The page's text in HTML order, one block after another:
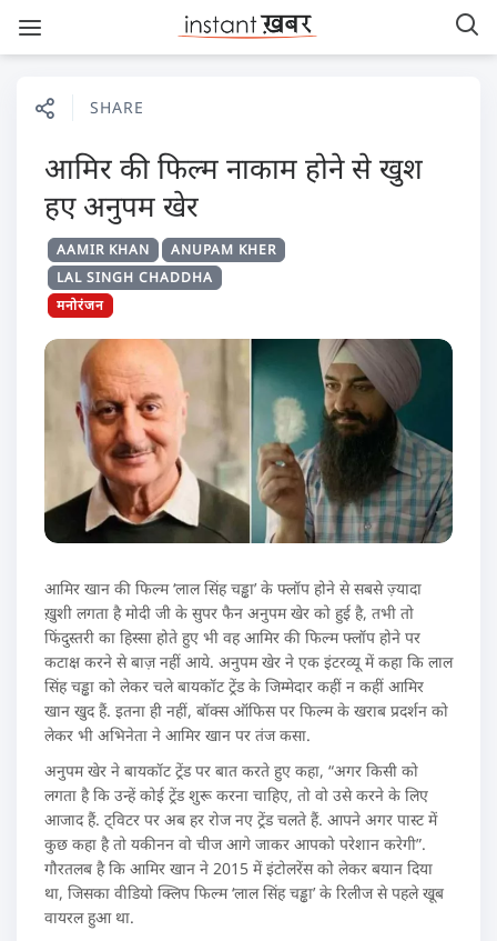
SHARE
आमिर की फिल्म नाकाम होने से खुश
हए अनुपम खेर
AAMIR KHAN
ANUPAM KHER
LAL SINGH CHADDHA
मनोरंजन
आमिर खान की फिल्म ‘लाल सिंह चड्ढा’ के फ्लॉप होने से सबसे ज़्यादा
ख़ुशी लगता है मोदी जी के सुपर फैन अनुपम खेर को हुई है, तभी तो
फिंदुस्तरी का हिस्सा होते हुए भी वह आमिर की फिल्म फ्लॉप होने पर
कटाक्ष करने से बाज़ नहीं आये. अनुपम खेर ने एक इंटरव्यू में कहा कि लाल
सिंह चड्ढा को लेकर चले बायकॉट ट्रेंड के जिम्मेदार कहीं न कहीं आमिर
खान खुद हैं. इतना ही नहीं, बॉक्स ऑफिस पर फिल्म के खराब प्रदर्शन को
लेकर भी अभिनेता ने आमिर खान पर तंज कसा.
अनुपम खेर ने बायकॉट ट्रेंड पर बात करते हुए कहा, “अगर किसी को
लगता है कि उन्हें कोई ट्रेंड शुरू करना चाहिए, तो वो उसे करने के लिए
आजाद हैं. ट्विटर पर अब हर रोज नए ट्रेंड चलते हैं. आपने अगर पास्ट में
कुछ कहा है तो यकीनन वो चीज आगे जाकर आपको परेशान करेगी”.
गौरतलब है कि आमिर खान ने 2015 में इंटोलरेंस को लेकर बयान दिया
था, जिसका वीडियो क्लिप फिल्म ‘लाल सिंह चड्ढा’ के रिलीज से पहले खूब
वायरल हुआ था.